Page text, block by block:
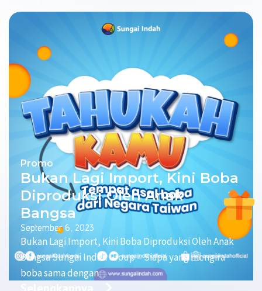
Promo
Bukan Lagi Import, Kini Boba
Diproduksi Oleh Anak
Bangsa
September 6, 2023
Bukan Lagi Import, Kini Boba Diproduksi Oleh Anak
Bangsa Sungai Indah Group – Siapa yang mengira
boba sama dengan